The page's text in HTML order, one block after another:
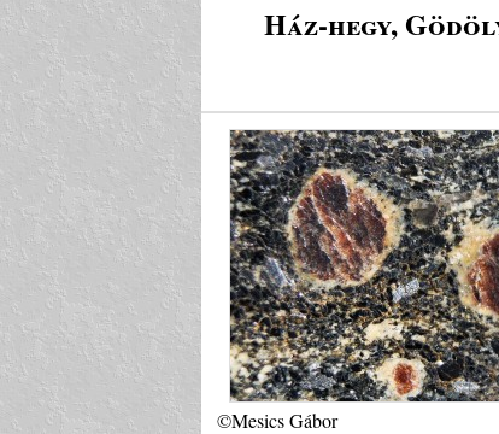
Ház-hegy,
©Mesics Gábor